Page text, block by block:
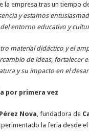
la empresa tras un tiempo
y estamos
entorno educativo y
material didáctico y el
de ideas, fortalecer
y su impacto en el
por primera vez
Nova, fundadora de
la feria desde